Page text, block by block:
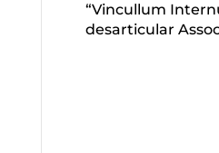
“Vincullum
desarticular